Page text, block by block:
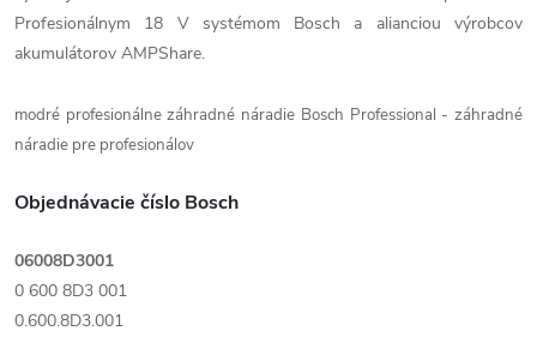
Profesionálnym 18 V systémom Bosch a alianciou výrobcov
akumulátorov AMPShare.
modré profesionálne záhradné náradie Bosch Professional - záhradné
náradie pre profesionálov
Objednávacie číslo Bosch
06008D3001
0 600 8D3 001
0.600.8D3.001